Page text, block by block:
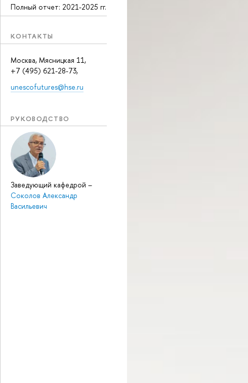
Полный отчет: 2021-2025 гг.
КОНТАКТЫ
Москва, Мясницкая 11,
+7 (495) 621-28-73,
unescofutures@hse.ru
РУКОВОДСТВО
Заведующий кафедрой –
Соколов Александр
Васильевич